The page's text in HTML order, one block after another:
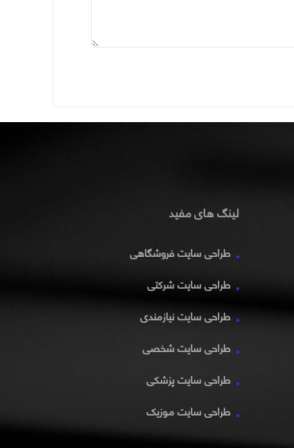
لینگ های مفید
طراحی سایت فروشگاهی
طراحی سایت شرکتی
طراحی سایت نیازمندی
طراحی سایت شخصی
طراحی سایت پزشکی
طراحی سایت موزیک